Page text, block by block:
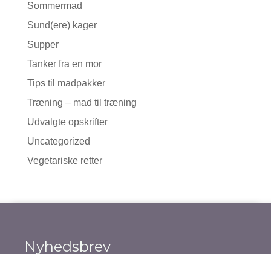
Sommermad
Sund(ere) kager
Supper
Tanker fra en mor
Tips til madpakker
Træning – mad til træning
Udvalgte opskrifter
Uncategorized
Vegetariske retter
Nyhedsbrev